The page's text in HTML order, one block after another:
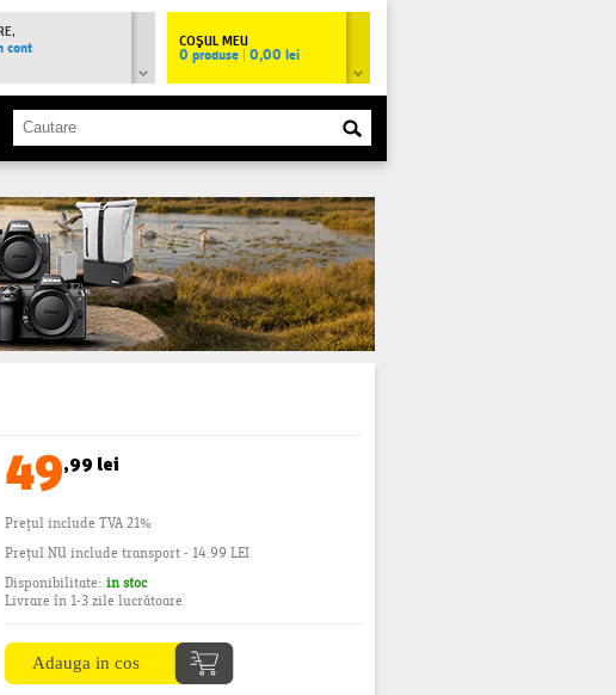
COŞUL MEU
0 produse|0,00 lei
cont
49,99 lei
Prețul include TVA 21%
Prețul NU include transport - 14.99 LEI
Disponibilitate:in stoc
Livrare în 1-3 zile lucrătoare